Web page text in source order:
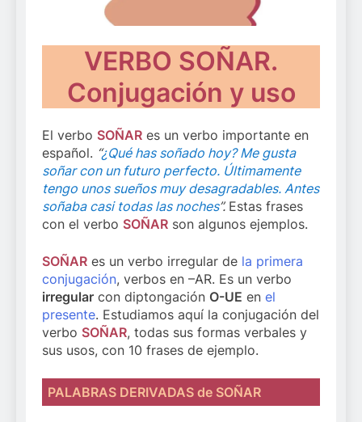
VERBO SOÑAR.
Conjugación y uso
El verbo SOÑAR es un verbo importante en
español. “¿Qué has soñado hoy? Me gusta
soñar con un futuro perfecto. Últimamente
tengo unos sueños muy desagradables. Antes
soñaba casi todas las noches”. Estas frases
con el verbo SOÑAR son algunos ejemplos.
SOÑAR es un verbo irregular de la primera
conjugación, verbos en –AR. Es un verbo
irregular con diptongación O-UE en el
presente. Estudiamos aquí la conjugación del
verbo SOÑAR, todas sus formas verbales y
sus usos, con 10 frases de ejemplo.
PALABRAS DERIVADAS de SOÑAR